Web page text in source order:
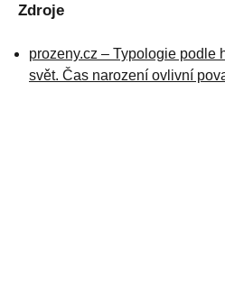
Zdroje
prozeny.cz – Typologie podle
svět. Čas narození ovlivní